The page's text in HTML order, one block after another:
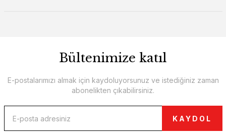
Bültenimize katıl
E-postalarımızı almak için kaydoluyorsunuz ve istediğiniz zaman
abonelikten çıkabilirsiniz.
KAYDOL